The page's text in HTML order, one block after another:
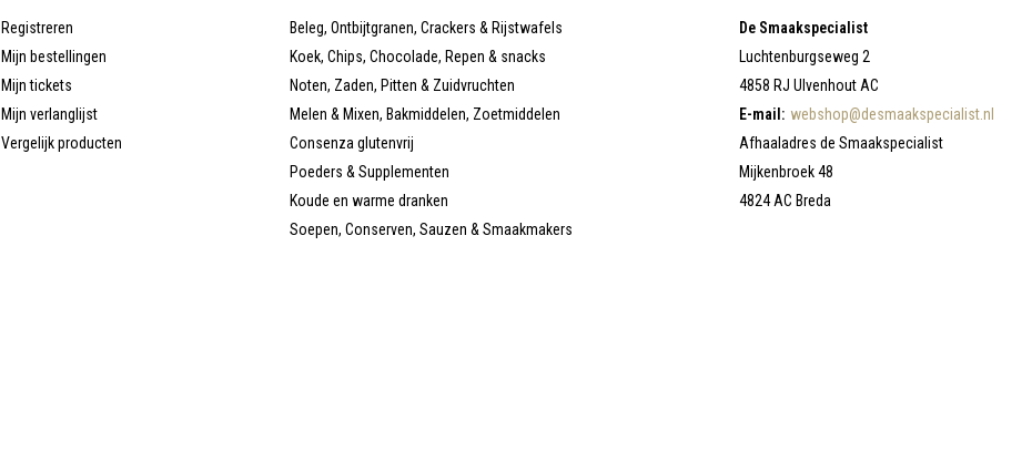
Registreren
Mijn bestellingen
Mijn tickets
Mijn verlanglijst
Vergelijk producten
Beleg, Ontbijtgranen, Crackers & Rijstwafels
Koek, Chips, Chocolade, Repen & snacks
Noten, Zaden, Pitten & Zuidvruchten
Melen & Mixen, Bakmiddelen, Zoetmiddelen
Consenza glutenvrij
Poeders & Supplementen
Koude en warme dranken
Soepen, Conserven, Sauzen & Smaakmakers
De Smaakspecialist
Luchtenburgseweg 2
4858 RJ Ulvenhout AC
E-mail: webshop@desmaakspecialist.nl
Afhaaladres de Smaakspecialist
Mijkenbroek 48
4824 AC Breda